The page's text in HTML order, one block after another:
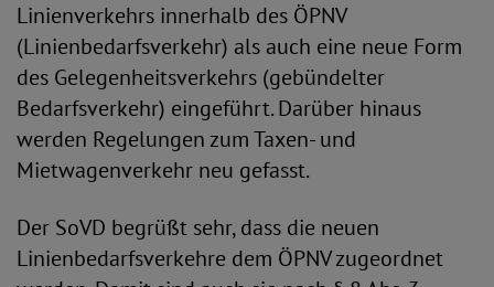
Linienverkehrs innerhalb des ÖPNV
(Linienbedarfsverkehr) als auch eine neue Form
des Gelegenheitsverkehrs (gebündelter
Bedarfsverkehr) eingeführt. Darüber hinaus
werden Regelungen zum Taxen- und
Mietwagenverkehr neu gefasst.
Der SoVD begrüßt sehr, dass die neuen
Linienbedarfsverkehre dem ÖPNV zugeordnet